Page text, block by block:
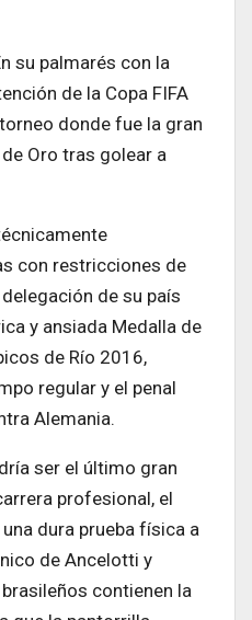
su palmarés con la
de la Copa FIFA
donde fue la gran
Oro tras golear a
con restricciones de
de su país
y ansiada Medalla de
de Río 2016,
regular y el penal
Alemania.
ser el último gran
profesional, el
dura prueba física a
de Ancelotti y
contienen la